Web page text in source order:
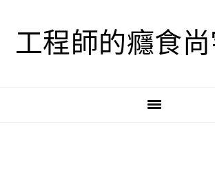
工程師的癮食